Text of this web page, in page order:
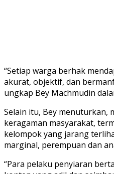
“Setiap warga berhak
akurat, objektif, dan
ungkap Bey Machmudin
Selain itu, Bey menuturkan,
keragaman masyarakat,
kelompok yang jarang
marginal, perempuan dan
“Para pelaku penyiaran